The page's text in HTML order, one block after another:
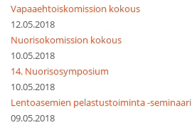
Vapaaehtoiskomission kokous
12.05.2018
Nuorisokomission kokous
10.05.2018
14. Nuorisosymposium
10.05.2018
Lentoasemien pelastustoiminta -seminaari
09.05.2018